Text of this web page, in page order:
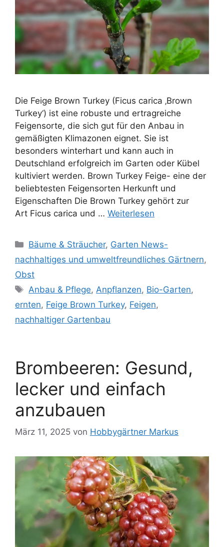
Die Feige Brown Turkey (Ficus carica ‚Brown
Turkey‘) ist eine robuste und ertragreiche
Feigensorte, die sich gut für den Anbau in
gemäßigten Klimazonen eignet. Sie ist
besonders winterhart und kann auch in
Deutschland erfolgreich im Garten oder Kübel
kultiviert werden. Brown Turkey Feige- eine der
beliebtesten Feigensorten Herkunft und
Eigenschaften Die Brown Turkey gehört zur
Art Ficus carica und … Weiterlesen
Kategorien
Bäume & Sträucher, Garten News-
nachhaltiges und umweltfreundliches Gärtnern,
Obst
Schlagwörter
Anbau & Pflege, Anpflanzen, Bio-Garten,
ernten, Feige Brown Turkey, Feigen,
nachhaltiger Gartenbau
Brombeeren: Gesund,
lecker und einfach
anzubauen
März 11, 2025 von Hobbygärtner Markus